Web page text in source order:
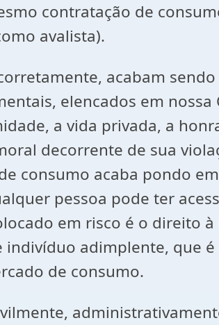
contratação de
ou como avalista). (
acabam
elencados em nossa
a vida privada, a
decorrente de sua
consumo acaba pondo
pessoa pode ter
em risco é o direito à
adimplente, que
de consumo.